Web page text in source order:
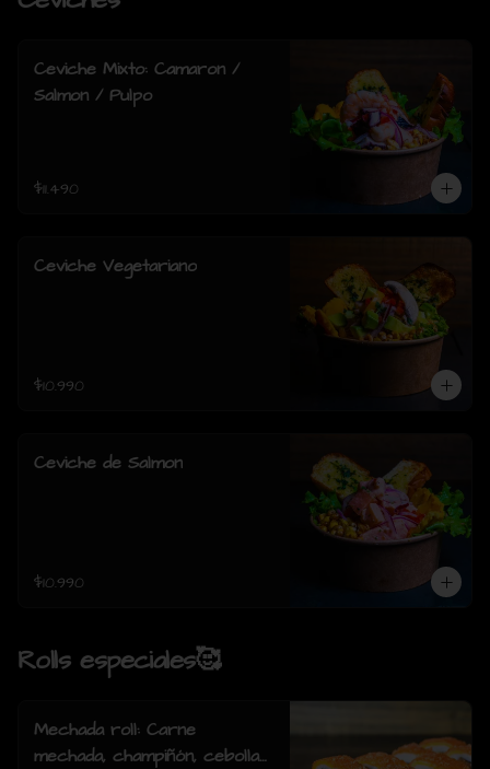
Ceviche Mixto: Camaron /
Salmon / Pulpo
$11.490
Ceviche Vegetariano
$10.990
Ceviche de Salmon
$10.990
Rolls especiales🥰
Mechada roll: Carne
mechada, champiñón, cebolla